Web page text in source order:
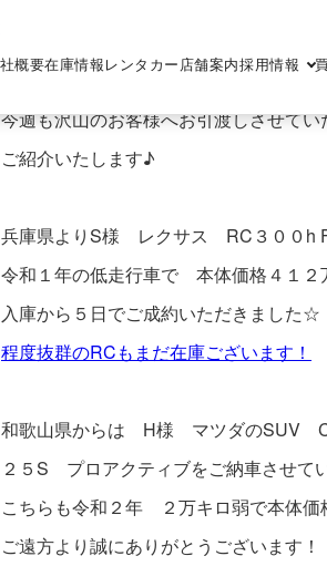
概要在庫情報レンタカー店舗案内採用情報
02-10
トップ > ご納車 ご納車のお客様♪
今週も沢山のお客様へお引渡しさせて
ご紹介いたします♪
兵庫県よりS様 レクサス RC３００h
令和１年の低走行車で 本体価格４１２
入庫から５日でご成約いただきました☆
程度抜群のRCもまだ在庫ございます！
和歌山県からは H様 マツダのSUV
２５S プロアクティブをご納車させて
こちらも令和２年 ２万キロ弱で本体価
ご遠方より誠にありがとうございます！